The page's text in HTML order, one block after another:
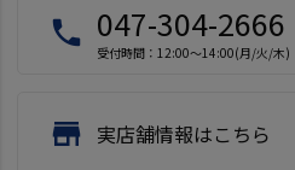
local_phone 047-304-2666
受付時間：12:00～14:00(月/火/木)
store 実店舗情報はこちら